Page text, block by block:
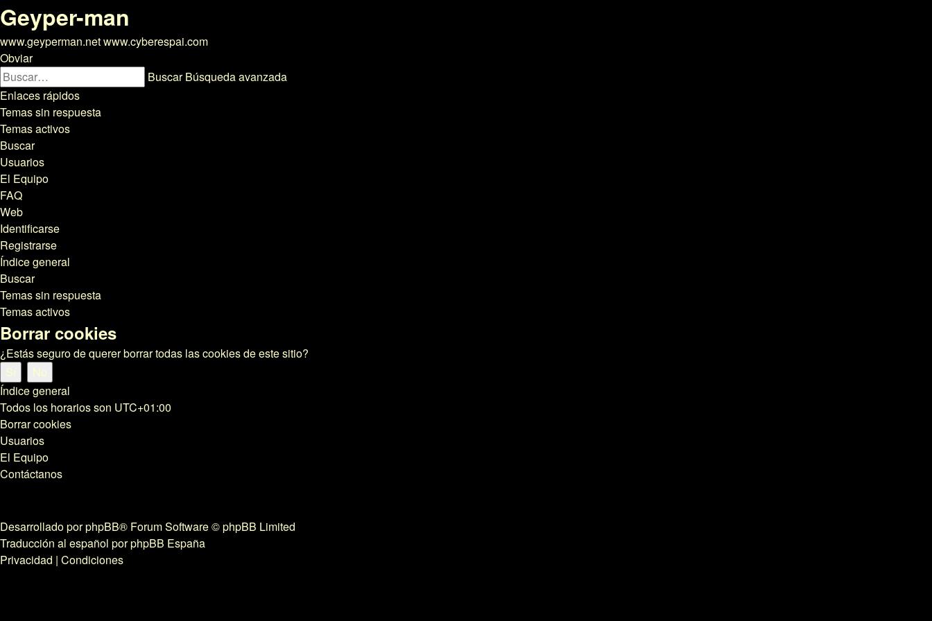
Geyper-man
www.geyperman.net www.cyberespai.com
Obviar
Buscar Búsqueda avanzada
Enlaces rápidos
Temas sin respuesta
Temas activos
Buscar
Usuarios
El Equipo
FAQ
Web
Identificarse
Registrarse
Índice general
Buscar
Temas sin respuesta
Temas activos
Borrar cookies
¿Estás seguro de querer borrar todas las cookies de este sitio?
Índice general
Todos los horarios son UTC+01:00
Borrar cookies
Usuarios
El Equipo
Contáctanos
Desarrollado porphpBB® Forum Software © phpBB Limited
Traducción al español porphpBB España
Privacidad | Condiciones